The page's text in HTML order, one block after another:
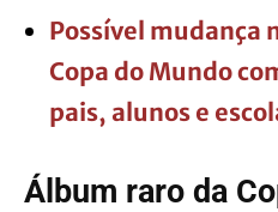
Possível mudança
Copa do Mundo
pais, alunos e
Álbum raro da